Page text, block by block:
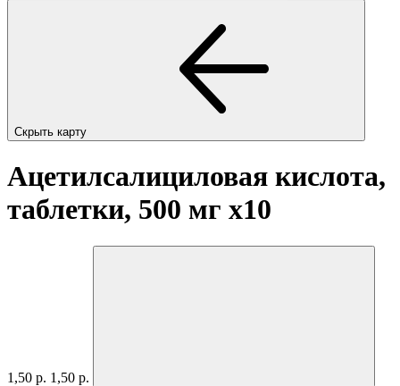
Скрыть карту
Ацетилсалициловая кислота,
таблетки, 500 мг x10
1,50 р. 1,50 р.